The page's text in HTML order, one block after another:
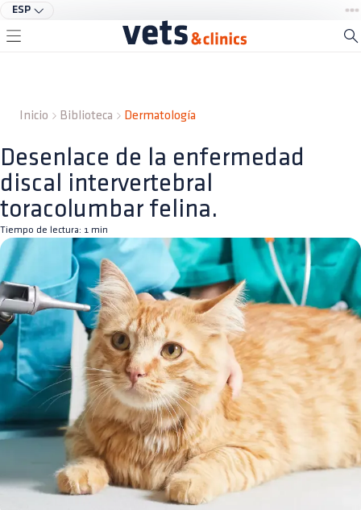
ESP
Inicio Biblioteca Dermatología
Desenlace de la enfermedad
discal intervertebral
toracolumbar felina.
Tiempo de lectura: 1 min